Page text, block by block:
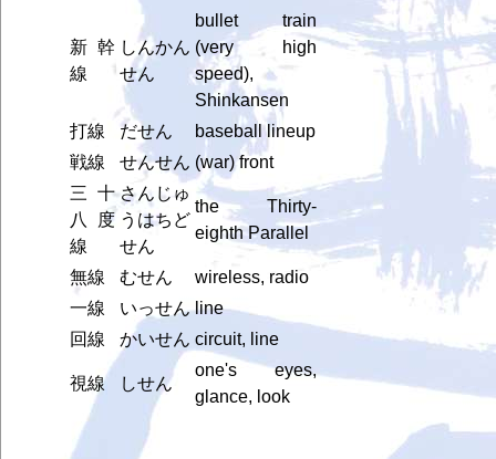
新幹
線
しんかん
せん
bullet train
(very high
speed),
Shinkansen
打線
だせん
baseball lineup
戦線
せんせん (war) front
三十
八度
線
さんじゅ
うはちど
せん
the Thirty-
eighth Parallel
無線 むせん
wireless, radio
一線
いっせん line
回線
かいせん circuit, line
視線 しせん
one's eyes,
glance, look